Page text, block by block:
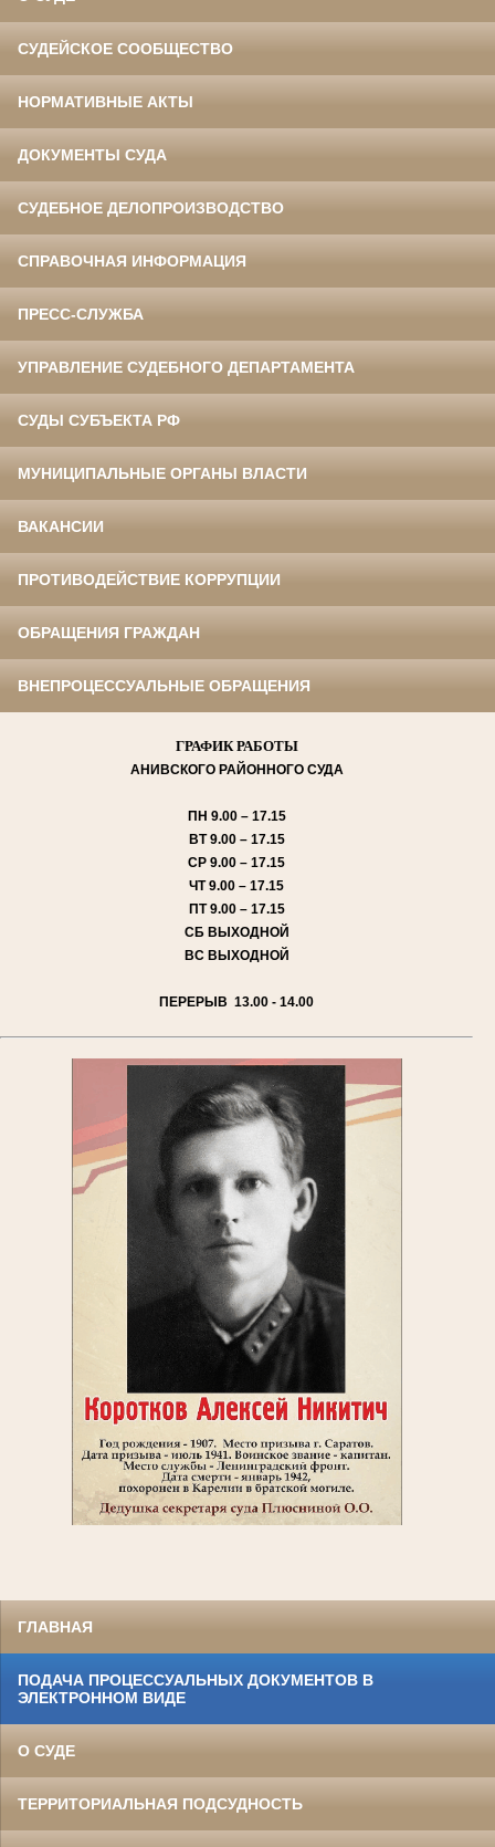
СУДЕЙСКОЕ СООБЩЕСТВО
НОРМАТИВНЫЕ АКТЫ
ДОКУМЕНТЫ СУДА
СУДЕБНОЕ ДЕЛОПРОИЗВОДСТВО
СПРАВОЧНАЯ ИНФОРМАЦИЯ
ПРЕСС-СЛУЖБА
УПРАВЛЕНИЕ СУДЕБНОГО ДЕПАРТАМЕНТА
СУДЫ СУБЪЕКТА РФ
МУНИЦИПАЛЬНЫЕ ОРГАНЫ ВЛАСТИ
ВАКАНСИИ
ПРОТИВОДЕЙСТВИЕ КОРРУПЦИИ
ОБРАЩЕНИЯ ГРАЖДАН
ВНЕПРОЦЕССУАЛЬНЫЕ ОБРАЩЕНИЯ
ГРАФИК РАБОТЫ
АНИВСКОГО РАЙОННОГО СУДА
ПН 9.00 – 17.15
ВТ9.00 – 17.15
СР 9.00 – 17.15
ЧТ9.00 – 17.15
ПТ9.00 – 17.15
СБ ВЫХОДНОЙ
ВС ВЫХОДНОЙ
ПЕРЕРЫВ 13.00 - 14.00
ГЛАВНАЯ
ПОДАЧА ПРОЦЕССУАЛЬНЫХ ДОКУМЕНТОВ В
ЭЛЕКТРОННОМ ВИДЕ
О СУДЕ
ТЕРРИТОРИАЛЬНАЯ ПОДСУДНОСТЬ